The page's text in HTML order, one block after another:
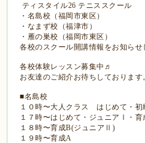
ティスタイル26 テニススクール
・名島校（福岡市東区）
・なまず校（福津市）
・雁の巣校（福岡市東区）
各校のスクール開講情報をお知らせ
各校体験レッスン募集中♬
お友達のご紹介お待ちしております
■名島校
１０時〜大人クラス はじめて・
１７時〜はじめて・ジュニアⅠ・育
１８時〜育成B(ジュニアⅡ)
１９時〜育成A